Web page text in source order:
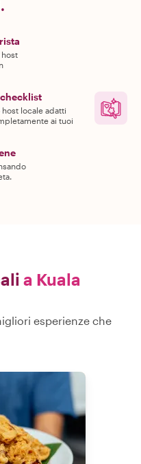
host locale adatti
ai tuoi
a Kuala
esperienze che